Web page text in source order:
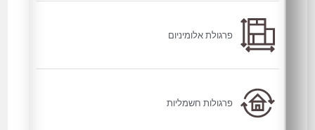
פרגולת אלומיניום
פרגולות חשמליות